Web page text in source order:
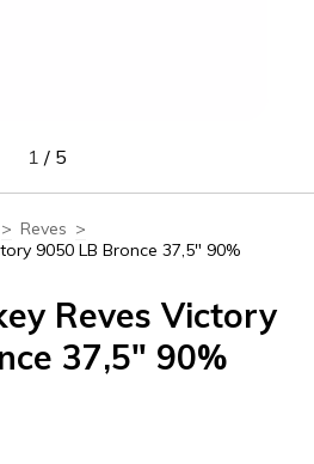
1 / 5
> Reves >
9050 LB Bronce 37,5" 90%
Reves Victory
37,5" 90%